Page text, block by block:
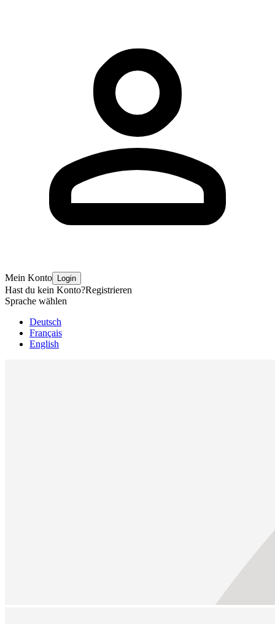
Mein Konto Login
Hast du kein Konto?Registrieren
Sprache wählen
Deutsch
Français
English